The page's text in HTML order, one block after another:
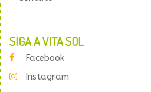
SIGA A VITA SOL
Facebook
Instagram